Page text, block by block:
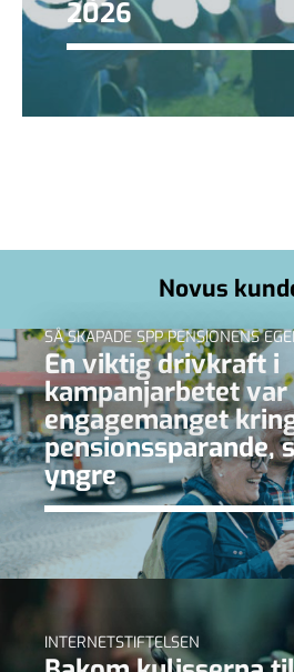
2026
Novus
SÅ SKAPADE SPP PENSIONENS
En viktig drivkraft i
kampanjarbetet
engagemanget
pensionssparande,
yngre
INTERNETSTIFTELSEN